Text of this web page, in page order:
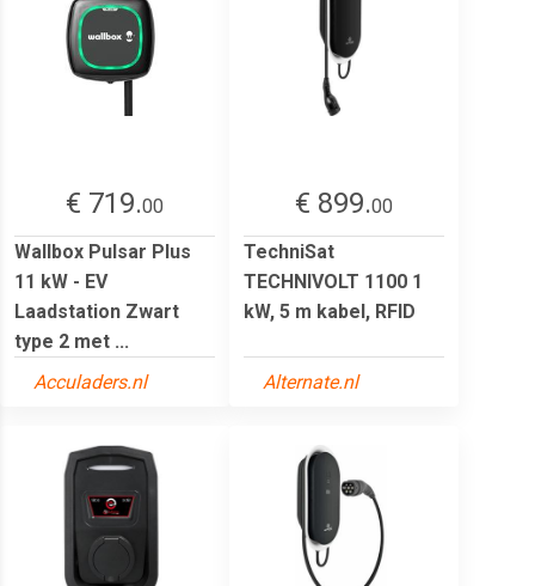
€ 719.00
Wallbox Pulsar Plus
11 kW - EV
Laadstation Zwart
type 2 met ...
Acculaders.nl
€ 899.00
TechniSat
TECHNIVOLT 1100 1
kW, 5 m kabel, RFID
Alternate.nl